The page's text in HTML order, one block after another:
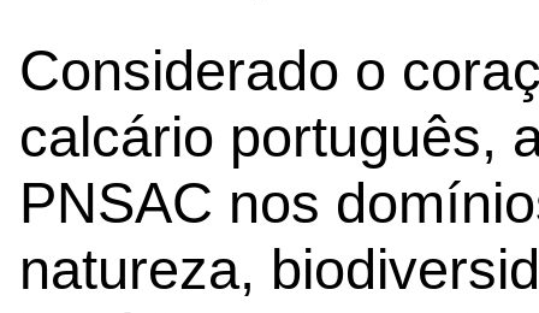
Considerado o
calcário português,
PNSAC nos
natureza,